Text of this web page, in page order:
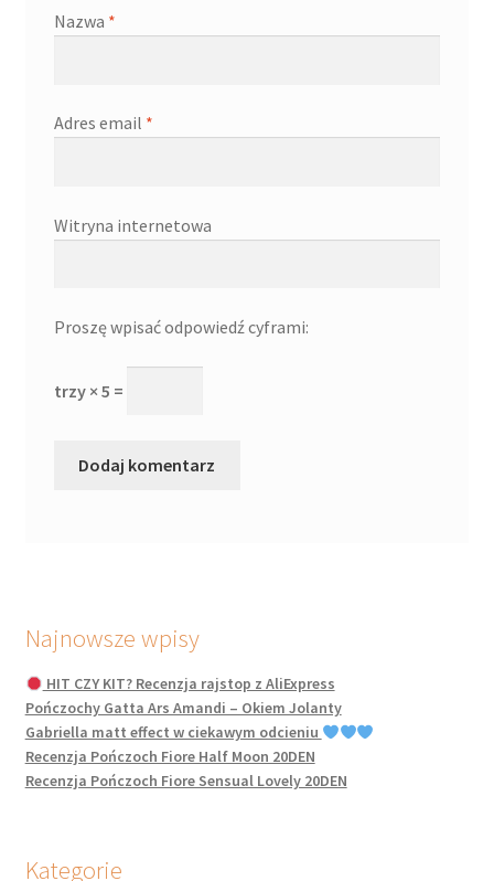
Nazwa *
Adres email *
Witryna internetowa
Proszę wpisać odpowiedź cyframi:
trzy × 5 =
Najnowsze wpisy
HIT CZY KIT? Recenzja rajstop z AliExpress
Pończochy Gatta Ars Amandi – Okiem Jolanty
Gabriella matt effect w ciekawym odcieniu
Recenzja Pończoch Fiore Half Moon 20DEN
Recenzja Pończoch Fiore Sensual Lovely 20DEN
Kategorie